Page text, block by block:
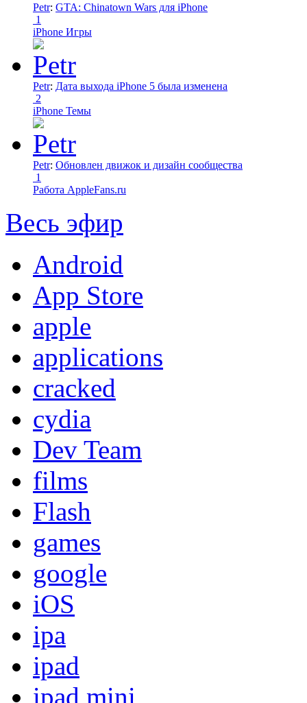
Petr: GTA: Chinatown Wars для iPhone
1
iPhone Игры
Petr: Дата выхода iPhone 5 была изменена
2
iPhone Темы
Petr: Обновлен движок и дизайн сообщества
1
Работа AppleFans.ru
Весь эфир
Android
App Store
apple
applications
cracked
cydia
Dev Team
films
Flash
games
google
iOS
ipa
ipad
ipad mini